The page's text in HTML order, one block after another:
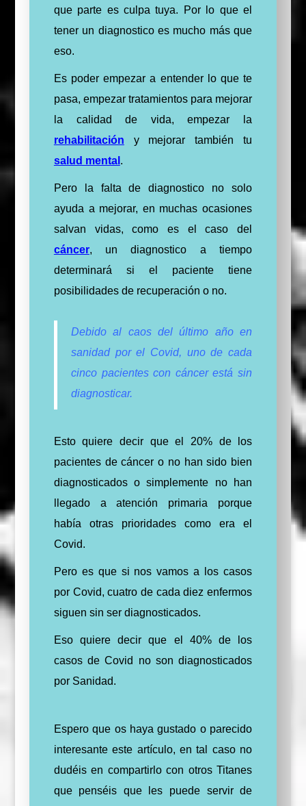
que parte es culpa tuya. Por lo que el
tener un diagnostico es mucho más que
eso.
Es poder empezar a entender lo que te
pasa, empezar tratamientos para mejorar
la calidad de vida, empezar la
rehabilitación y mejorar también tu
salud mental .
Pero la falta de diagnostico no solo
ayuda a mejorar, en muchas ocasiones
salvan vidas, como es el caso del
cáncer, un diagnostico a tiempo
determinará si el paciente tiene
posibilidades de recuperación o no.
Debido al caos del último año en
sanidad por el Covid, uno de cada
cinco pacientes con cáncer está sin
diagnosticar.
Esto quiere decir que el 20% de los
pacientes de cáncer o no han sido bien
diagnosticados o simplemente no han
llegado a atención primaria porque
había otras prioridades como era el
Covid.
Pero es que si nos vamos a los casos
por Covid, cuatro de cada diez enfermos
siguen sin ser diagnosticados.
Eso quiere decir que el 40% de los
casos de Covid no son diagnosticados
por Sanidad.
Espero que os haya gustado o parecido
interesante este artículo, en tal caso no
dudéis en compartirlo con otros Titanes
que penséis que les puede servir de